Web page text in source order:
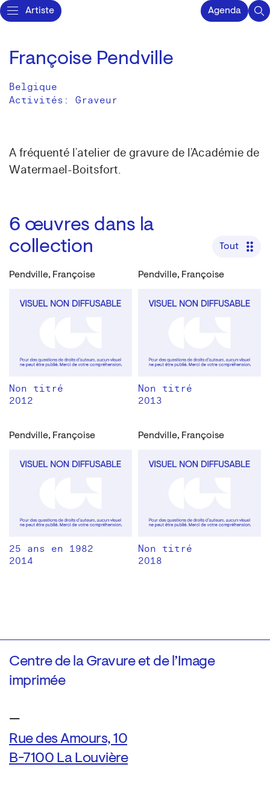
Artiste Agenda
Françoise Pendville
Belgique
Activités: Graveur
A fréquenté l’atelier de gravure de l’Académie de
Watermael-Boitsfort.
6 œuvres dans la
collection
Tout
Pendville, Françoise
Non titré
2012
Pendville, Françoise
Non titré
2013
Pendville, Françoise
25 ans en 1982
2014
Pendville, Françoise
Non titré
2018
Centre de la Gravure et de l’Image
imprimée
—
Rue des Amours, 10
B-7100 La Louvière